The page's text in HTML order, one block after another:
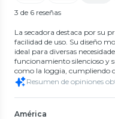
3 de 6 reseñas
La secadora destaca por su
facilidad de uso. Su diseño
ideal para diversas
funcionamiento silencioso y
como la loggia, cumpliendo
Resumen de opiniones
América